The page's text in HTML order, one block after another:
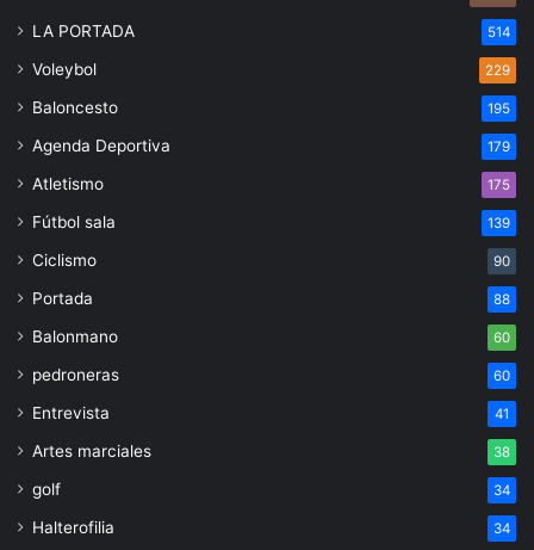
LA PORTADA 514
Voleybol 229
Baloncesto 195
Agenda Deportiva 179
Atletismo 175
Fútbol sala 139
Ciclismo 90
Portada 88
Balonmano 60
pedroneras 60
Entrevista 41
Artes marciales 38
golf 34
Halterofilia 34